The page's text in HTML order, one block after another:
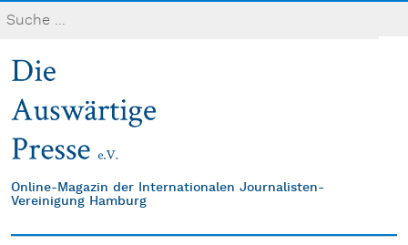
Online-Magazin der Internationalen Journalisten-
Vereinigung Hamburg